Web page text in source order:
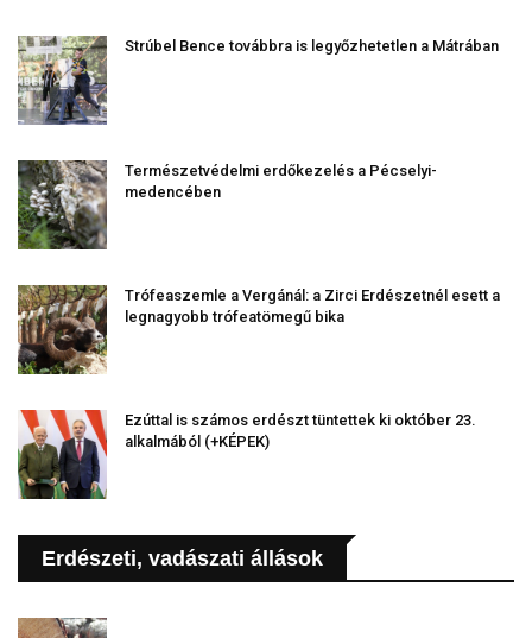
Strúbel Bence továbbra is legyőzhetetlen a Mátrában
Természetvédelmi erdőkezelés a Pécselyi-
medencében
Trófeaszemle a Vergánál: a Zirci Erdészetnél esett a
legnagyobb trófeatömegű bika
Ezúttal is számos erdészt tüntettek ki október 23.
alkalmából (+KÉPEK)
Erdészeti, vadászati állások